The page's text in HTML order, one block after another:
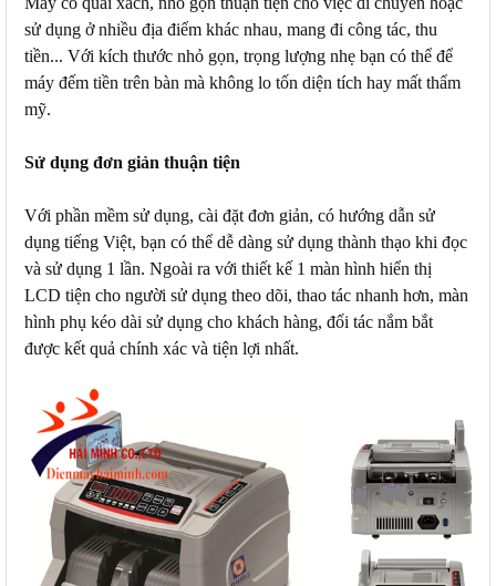
sử dụng ở nhiều địa điểm khác nhau, mang đi công tác, thu
tiền... Với kích thước nhỏ gọn, trọng lượng nhẹ bạn có thể để
máy đếm tiền trên bàn mà không lo tốn diện tích hay mất thẩm
mỹ.
Sử dụng đơn giản thuận tiện
Với phần mềm sử dụng, cài đặt đơn giản, có hướng dẫn sử
dụng tiếng Việt, bạn có thể dễ dàng sử dụng thành thạo khi đọc
và sử dụng 1 lần. Ngoài ra với thiết kế 1 màn hình hiển thị
LCD tiện cho người sử dụng theo dõi, thao tác nhanh hơn, màn
hình phụ kéo dài sử dụng cho khách hàng, đối tác nắm bắt
được kết quả chính xác và tiện lợi nhất.